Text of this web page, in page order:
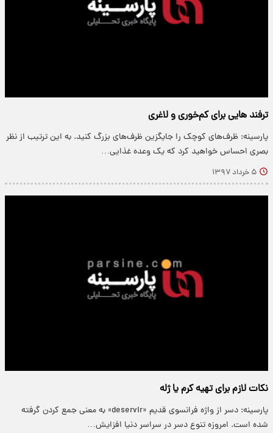
ترفند هایی برای کم‌خوری و لاغری
پارسینه: ظرف‌های کوچک را جایگزین ظرف‌های بزرگ کنید. به این ترتیب از نظر
بصری احساس خواهید کرد که یک وعده غذایی…
۵ خرداد ۱۳۹۷
نکات لازم برای تهیه کرم یا ژله
پارسینه: دسر از واژه فرانسوی قدیم «deservir» به معنی جمع کردن گرفته
شده است. امروزه تنوع دسر در سراسر دنیا افزایش…